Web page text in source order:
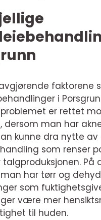
faktorene
i
er rettet
dersom man har
kunne dra nytte av
som renser
talgproduksjonen. På
har tørr og
som
være mer
til huden.